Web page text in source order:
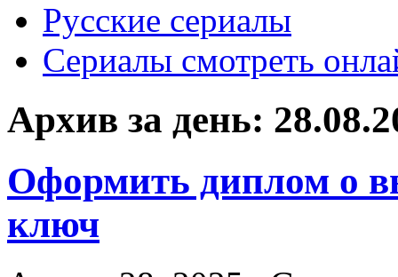
Русские сериалы
Сериалы смотреть
Архив за день:
Оформить диплом о
ключ